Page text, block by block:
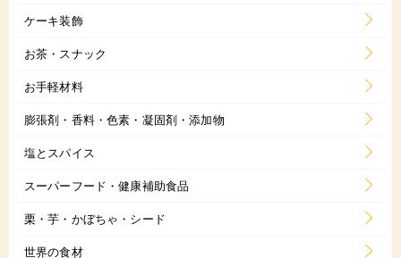
ケーキ装飾
お茶・スナック
お手軽材料
膨張剤・香料・色素・凝固剤・添加物
塩とスパイス
スーパーフード・健康補助食品
栗・芋・かぼちゃ・シード
世界の食材